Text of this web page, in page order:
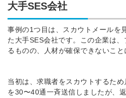
大手SES会社
事例の1つ目は、スカウトメールを
た大手SES会社です。この企業は
るものの、人材が確保できないこと
当初は、求職者をスカウトするた
を30〜40通一斉送信しましたが、